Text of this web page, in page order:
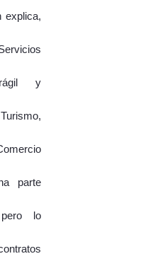
explica,
y
parte
lo